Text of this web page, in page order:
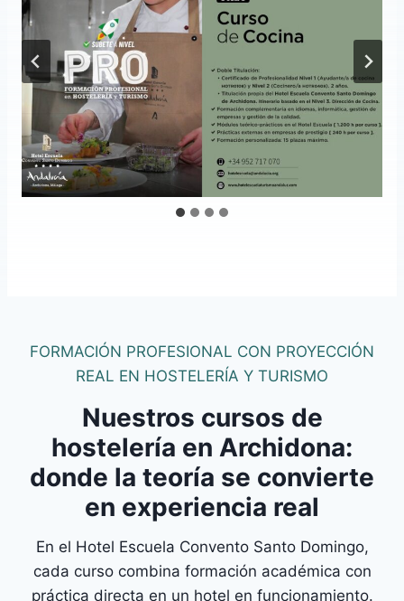
FORMACIÓN PROFESIONAL CON PROYECCIÓN
REAL EN HOSTELERÍA Y TURISMO
Nuestros cursos de
hostelería en Archidona:
donde la teoría se convierte
en experiencia real
En el Hotel Escuela Convento Santo Domingo,
cada curso combina formación académica con
práctica directa en un hotel en funcionamiento.